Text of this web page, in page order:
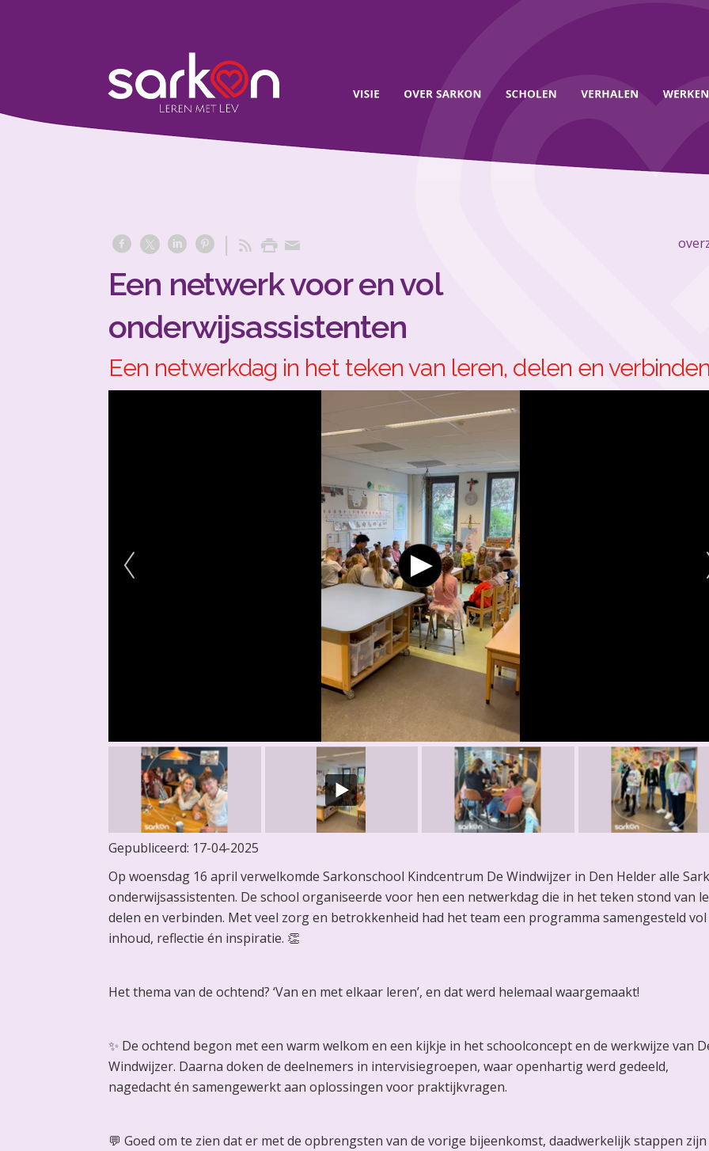
Een netwerk voor en vol
onderwijsassistenten
Een netwerkdag in het teken van leren, delen en verbinden
Gepubliceerd: 17-04-2025
Op woensdag 16 april verwelkomde Sarkonschool Kindcentrum De Windwijzer in Den Helder alle
onderwijsassistenten. De school organiseerde voor hen een netwerkdag die in het teken stond van
delen en verbinden. Met veel zorg en betrokkenheid had het team een programma samengesteld vol
inhoud, reflectie én inspiratie. 👏
Het thema van de ochtend? ‘Van en met elkaar leren’, en dat werd helemaal waargemaakt!
✨ De ochtend begon met een warm welkom en een kijkje in het schoolconcept en de werkwijze van
Windwijzer. Daarna doken de deelnemers in intervisiegroepen, waar openhartig werd gedeeld,
nagedacht én samengewerkt aan oplossingen voor praktijkvragen.
💬 Goed om te zien dat er met de opbrengsten van de vorige bijeenkomst, daadwerkelijk stappen zijn